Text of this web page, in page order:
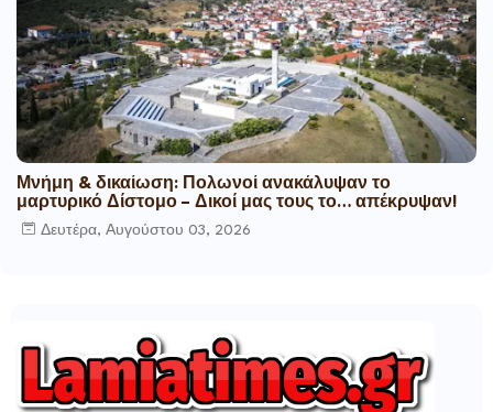
Μνήμη & δικαίωση: Πολωνοί ανακάλυψαν το
μαρτυρικό Δίστομο – Δικοί μας τους το… απέκρυψαν!
Δευτέρα, Αυγούστου 03, 2026